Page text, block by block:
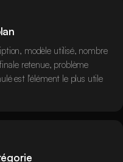
modèle utilisé, nombre
retenue, problème
est l'élément le plus utile